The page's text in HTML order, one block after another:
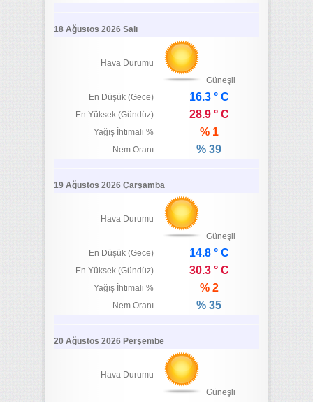
18 Ağustos 2026 Salı
Hava Durumu
Güneşli
En Düşük (Gece)
16.3 ° C
En Yüksek (Gündüz) 28.9 ° C
Yağış İhtimali % % 1
Nem Oranı % 39
19 Ağustos 2026 Çarşamba
Hava Durumu
Güneşli
En Düşük (Gece)
14.8 ° C
En Yüksek (Gündüz) 30.3 ° C
Yağış İhtimali % % 2
Nem Oranı % 35
20 Ağustos 2026 Perşembe
Hava Durumu
Güneşli